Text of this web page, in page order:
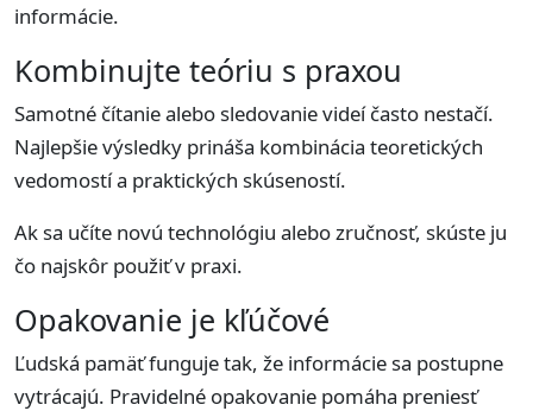
informácie.
Kombinujte teóriu s praxou
Samotné čítanie alebo sledovanie videí často nestačí.
Najlepšie výsledky prináša kombinácia teoretických
vedomostí a praktických skúseností.
Ak sa učíte novú technológiu alebo zručnosť, skúste ju
čo najskôr použiť v praxi.
Opakovanie je kľúčové
Ľudská pamäť funguje tak, že informácie sa postupne
vytrácajú. Pravidelné opakovanie pomáha preniesť